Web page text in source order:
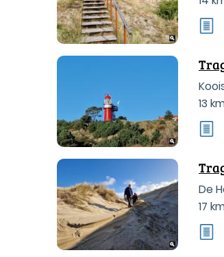
13
De
17